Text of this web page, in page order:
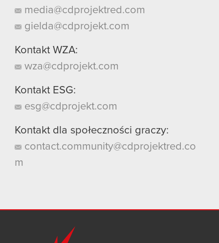
media@cdprojektred.com
gielda@cdprojekt.com
Kontakt WZA:
wza@cdprojekt.com
Kontakt ESG:
esg@cdprojekt.com
Kontakt dla społeczności graczy:
contact.community@cdprojektred.co
m